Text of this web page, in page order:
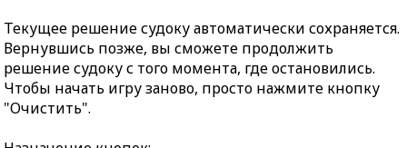
Текущее решение судоку автоматически сохраняется.
Вернувшись позже, вы сможете продолжить
решение судоку с того момента, где остановились.
Чтобы начать игру заново, просто нажмите кнопку
"Очистить".